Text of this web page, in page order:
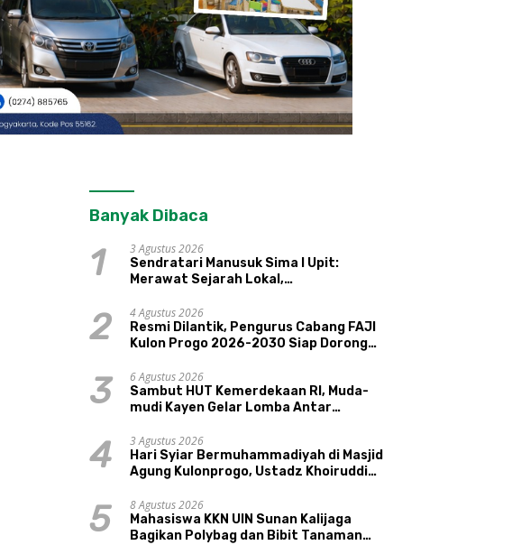
Banyak Dibaca
1
3 Agustus 2026
Sendratari Manusuk Sima I Upit:
Merawat Sejarah Lokal,
Pariwisata, dan Ekologi Klaten
2
4 Agustus 2026
Resmi Dilantik, Pengurus Cabang FAJI
Kulon Progo 2026-2030 Siap Dorong
Sungai Progo
3
6 Agustus 2026
Sambut HUT Kemerdekaan RI, Muda-
mudi Kayen Gelar Lomba Antar
4
3 Agustus 2026
Hari Syiar Bermuhammadiyah di Masjid
Agung Kulonprogo, Ustadz Khoiruddin
Sakinah Adalah Agama
5
8 Agustus 2026
Mahasiswa KKN UIN Sunan Kalijaga
Bagikan Polybag dan Bibit Tanaman